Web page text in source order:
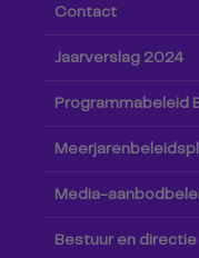
Contact
Jaarverslag 2024
Programmabeleid
Media-
Bestuur en directie